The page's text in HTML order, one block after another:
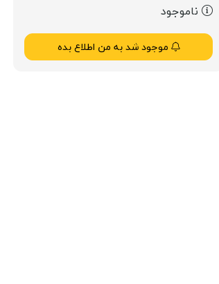
ناموجود
موجود شد به من اطلاع بده